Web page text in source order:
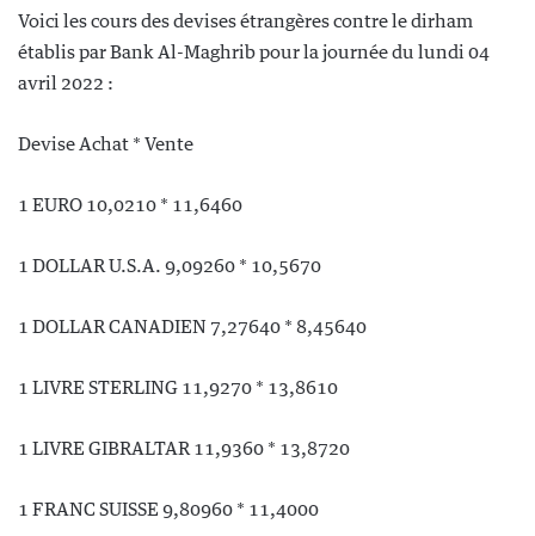
Voici les cours des devises étrangères contre le dirham
établis par Bank Al-Maghrib pour la journée du lundi 04
avril 2022 :
Devise Achat * Vente
1 EURO 10,0210 * 11,6460
1 DOLLAR U.S.A. 9,09260 * 10,5670
1 DOLLAR CANADIEN 7,27640 * 8,45640
1 LIVRE STERLING 11,9270 * 13,8610
1 LIVRE GIBRALTAR 11,9360 * 13,8720
1 FRANC SUISSE 9,80960 * 11,4000